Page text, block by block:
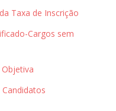
Taxa de Inscrição
Cargos sem